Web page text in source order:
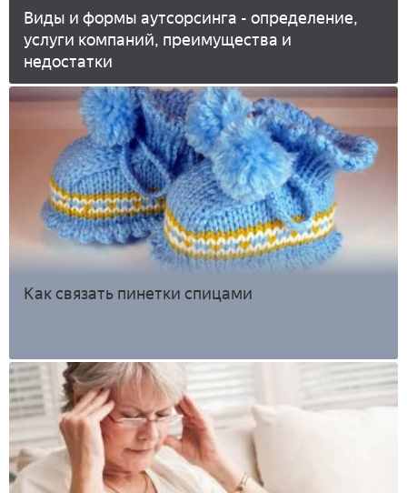
Виды и формы аутсорсинга - определение,
услуги компаний, преимущества и
недостатки
Как связать пинетки спицами